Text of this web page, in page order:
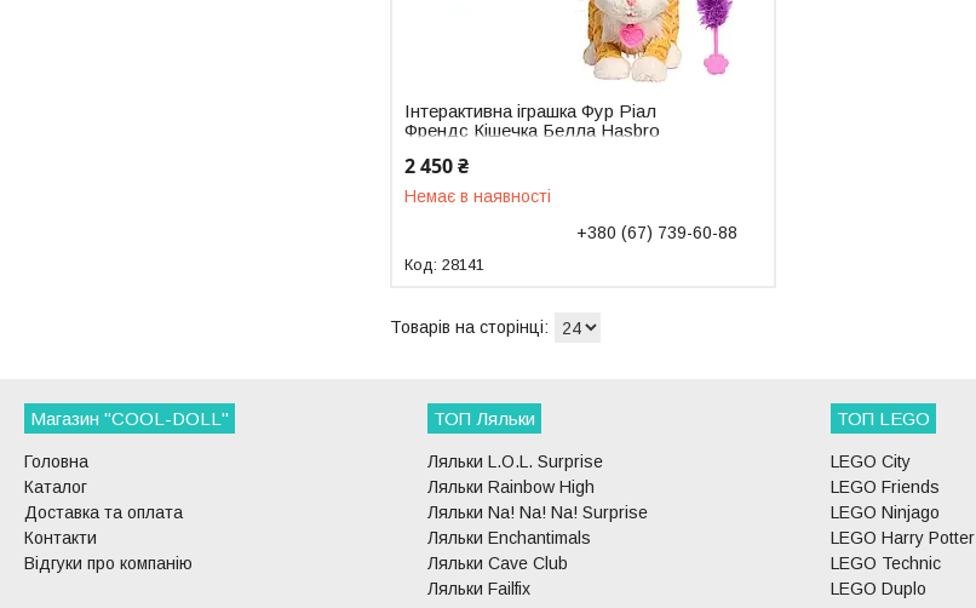
Інтерактивна іграшка Фур Ріал
Френдс Кішечка Белла Hasbro
2 450 ₴
Немає в наявності
+380 (67) 739-60-88
28141
Магазин "COOL-DOLL"
Головна
Каталог
Доставка та оплата
Контакти
Відгуки про компанію
ТОП Ляльки
Ляльки L.O.L. Surprise
Ляльки Rainbow High
Ляльки Na! Na! Na! Surprise
Ляльки Enchantimals
Ляльки Cave Club
Ляльки Failfix
ТОП LEGO
LEGO City
LEGO Friends
LEGO Ninjago
LEGO Harry Potter
LEGO Technic
LEGO Duplo